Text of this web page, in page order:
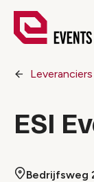
Leveranciers
ESI
Bedrijfsweg